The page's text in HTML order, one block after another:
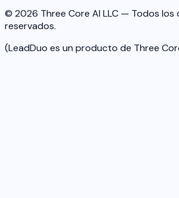
© 2026 Three Core AI LLC — Todos los
reservados.
(LeadDuo es un producto de Three